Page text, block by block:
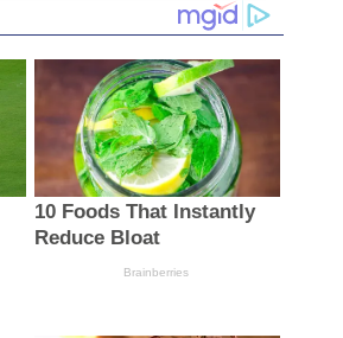
10 Foods That Instantly
Reduce Bloat
Brainberries